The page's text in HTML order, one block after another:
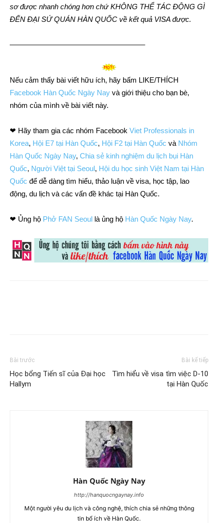
sơ được nhanh chóng hơn chứ KHÔNG THỂ TÁC ĐỘNG GÌ
ĐẾN ĐẠI SỨ QUÁN HÀN QUỐC về kết quả VISA được.
——————————————————–
Nếu cảm thấy bài viết hữu ích, hãy bấm LIKE/THÍCH
Facebook Hàn Quốc Ngày Nay và giới thiệu cho bạn bè,
nhóm của mình về bài viết này.
❤ Hãy tham gia các nhóm Facebook Viet Professionals in
Korea, Hội E7 tại Hàn Quốc, Hội F2 tại Hàn Quốc và Nhóm
Hàn Quốc Ngày Nay, Chia sẻ kinh nghiệm du lịch bụi Hàn
Quốc, Người Việt tại Seoul, Hội du học sinh Việt Nam tại Hàn
Quốc để dễ dàng tìm hiểu, thảo luận về visa, học tập, lao
động, du lịch và các vấn đề khác tại Hàn Quốc.
❤ Ủng hộ Phở FAN Seoul là ủng hộ Hàn Quốc Ngày Nay.
Bài trước
Học bổng Tiến sĩ của Đại học
Hallym
Bài kế tiếp
Tìm hiểu về visa tìm việc D-10
tại Hàn Quốc
Hàn Quốc Ngày Nay
http://hanquocngaynay.info
Một người yêu du lịch và công nghệ, thích chia sẻ những thông
tin bổ ích về Hàn Quốc.